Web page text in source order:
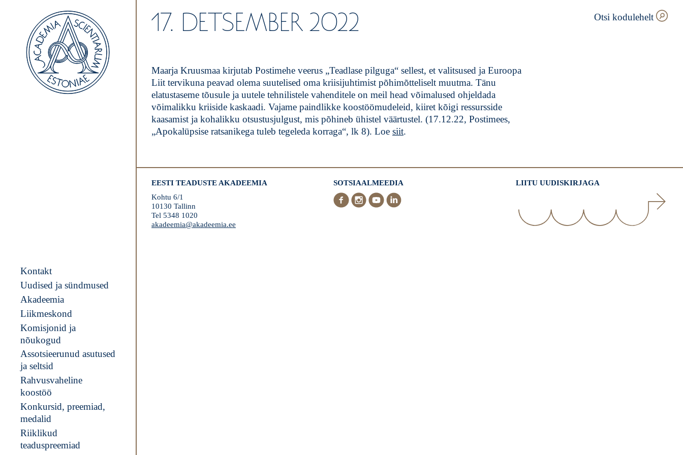
Kontakt
Uudised ja sündmused
Akadeemia
Liikmeskond
Komisjonid ja
nõukogud
Assotsieerunud asutused
ja seltsid
Rahvusvaheline
koostöö
Konkursid, preemiad,
medalid
Riiklikud
teaduspreemiad
17. DETSEMBER 2022 Otsi kodulehelt
Maarja Kruusmaa kirjutab Postimehe veerus „Teadlase pilguga“ sellest, et valitsused ja Euroopa
Liit tervikuna peavad olema suutelised oma kriisijuhtimist põhimõtteliselt muutma. Tänu
elatustaseme tõusule ja uutele tehnilistele vahenditele on meil head võimalused ohjeldada
võimalikku kriiside kaskaadi. Vajame paindlikke koostöömudeleid, kiiret kõigi ressursside
kaasamist ja kohalikku otsustusjulgust, mis põhineb ühistel väärtustel. (17.12.22, Postimees,
„Apokalüpsise ratsanikega tuleb tegeleda korraga“, lk 8). Loesiit.
EESTI TEADUSTE AKADEEMIA
Kohtu 6/1
10130 Tallinn
Tel 5348 1020
akadeemia@akadeemia.ee
SOTSIAALMEEDIA LIITU UUDISKIRJAGA